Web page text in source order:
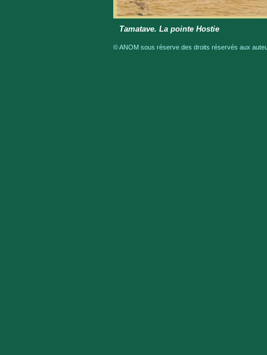
Tamatave. La pointe Hostie
© ANOM sous réserve des droits réservés aux